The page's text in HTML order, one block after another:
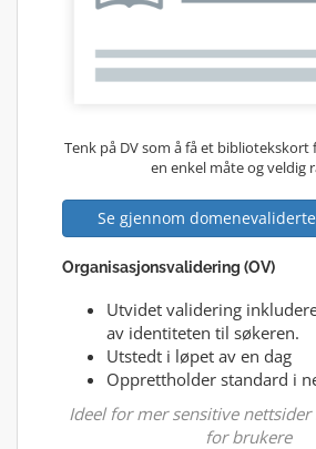
Tenk på DV som å få et bibliotekskort
en enkel måte og veldig
Se gjennom
Organisasjonsvalidering (OV)
Utvidet validering
av identiteten til søkeren.
Utstedt i løpet av en dag
Opprettholder standard i
Ideel for mer sensitive
for brukere